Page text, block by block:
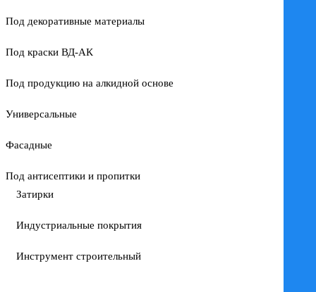
Под декоративные материалы
Под краски ВД-АК
Под продукцию на алкидной основе
Универсальные
Фасадные
Под антисептики и пропитки
Затирки
Индустриальные покрытия
Инструмент строительный